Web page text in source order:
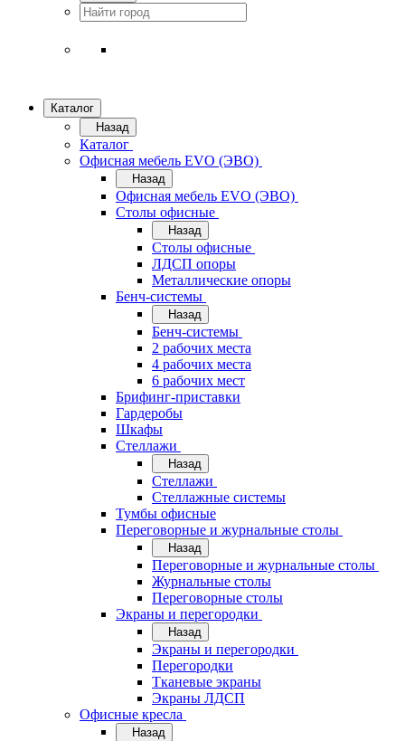
Каталог
Назад
Каталог
Офисная мебель EVO (ЭВО)
Назад
Офисная мебель EVO (ЭВО)
Cтолы офисные
Назад
Cтолы офисные
ЛДСП опоры
Металлические опоры
Бенч-системы
Назад
Бенч-системы
2 рабочих места
4 рабочих места
6 рабочих мест
Брифинг-приставки
Гардеробы
Шкафы
Стеллажи
Назад
Стеллажи
Стеллажные системы
Тумбы офисные
Переговорные и журнальные столы
Назад
Переговорные и журнальные столы
Журнальные столы
Переговорные столы
Экраны и перегородки
Назад
Экраны и перегородки
Перегородки
Тканевые экраны
Экраны ЛДСП
Офисные кресла
Назад